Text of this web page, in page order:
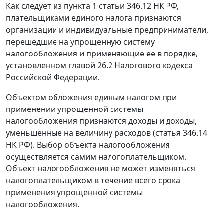
Как следует из пункта 1 статьи 346.12 НК РФ,
плательщиками единого налога признаются
организации и индивидуальные предприниматели,
перешедшие на упрощенную систему
налогообложения и применяющие ее в порядке,
установленном главой 26.2 Налогового кодекса
Российской Федерации.
Объектом обложения единым налогом при
применении упрощенной системы
налогообложения признаются доходы и доходы,
уменьшенные на величину расходов (статья 346.14
НК РФ). Выбор объекта налогообложения
осуществляется самим налогоплательщиком.
Объект налогообложения не может изменяться
налогоплательщиком в течение всего срока
применения упрощенной системы
налогообложения.